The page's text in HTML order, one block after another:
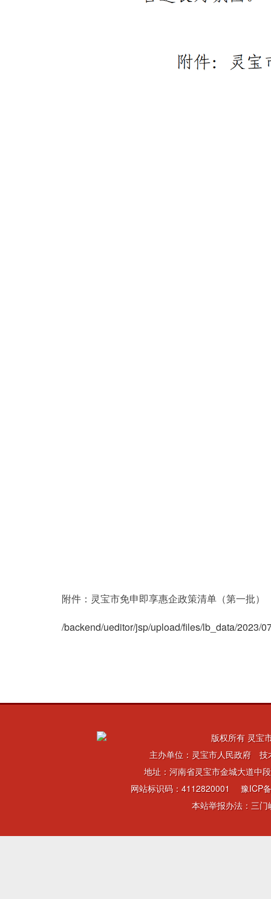
附件：灵宝市免申即享惠企政策清单（第一批）
/backend/ueditor/jsp/upload/files/lb_data/2023/
版权所有 灵宝
主办单位：灵宝市人民政府 技
地址：河南省灵宝市金城大道
网站标识码：4112820001 豫ICP
本站举报办法：三